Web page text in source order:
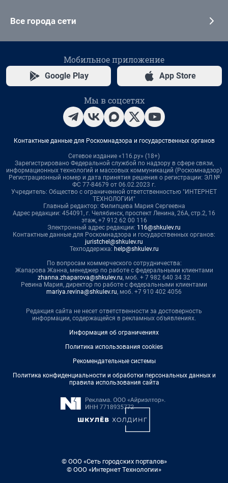
Все города сети
Мобильное приложение
Google Play App Store
Мы в соцсетях
Контактные данные для Роскомнадзора и государственных органов
Сетевое издание «116.ру» (18+)
Зарегистрировано Федеральной службой по надзору в сфере связи,
информационных технологий и массовых коммуникаций (Роскомнадзор)
Регистрационный номер и дата принятия решения о регистрации: ЭЛ №
ФС 77-84679 от 06.02.2023 г.
Учредитель: Общество с ограниченной ответственностью "ИНТЕРНЕТ
ТЕХНОЛОГИИ"
Главный редактор: Филипцева Мария Сергеевна
Адрес редакции: 454091, г. Челябинск, проспект Ленина, 26А, стр.2, 16
этаж, +7 912 62 00 116
Электронный адрес редакции: 116@shkulev.ru
Контактные данные для Роскомнадзора и государственных органов:
juristchel@shkulev.ru
Техподдержка: help@shkulev.ru
По вопросам коммерческого сотрудничества:
Жапарова Жанна, менеджер по работе с федеральными клиентами
zhanna.zhaparova@shkulev.ru, моб. + 7 982 640 34 32
Ревина Мария, директор по работе с федеральными клиентами
mariya.revina@shkulev.ru, моб. +7 910 402 4056
Редакция сайта не несет ответственности за достоверность
информации, содержащейся в рекламных объявлениях.
Информация об ограничениях
Политика использования cookies
Рекомендательные системы
Политика конфиденциальности и обработки персональных данных и
правила использования сайта
© ООО «Сеть городских порталов»
© ООО «Интернет Технологии»